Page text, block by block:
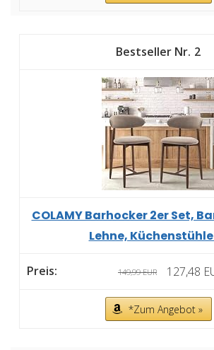
2
COLAMY Barhocker 2er Set,
Lehne,
149,99 EUR 127,48
*Zum Angebot »